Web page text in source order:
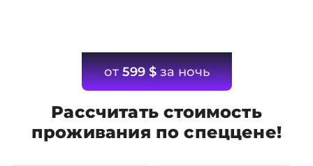
от599 $за ночь
Рассчитать стоимость
проживания по спеццене!